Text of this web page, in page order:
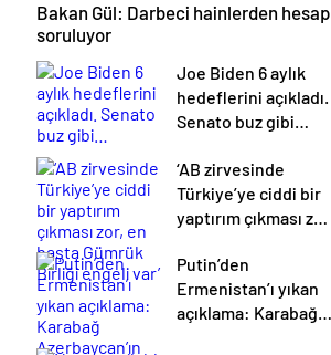
Bakan Gül: Darbeci hainlerden hesap
soruluyor
Joe Biden 6 aylık
hedeflerini açıkladı.
Senato buz gibi…
‘AB zirvesinde
Türkiye’ye ciddi bir
yaptırım çıkması zor,
Birliği engeli var’
Putin’den
Ermenistan’ı yıkan
açıklama: Karabağ